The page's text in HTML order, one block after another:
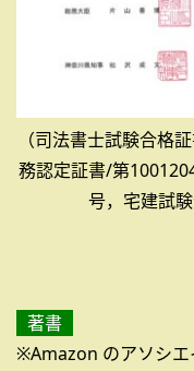
（司法書士試験合格
務認定証書/第
号，宅建試
著書
※Amazon のアソシエ